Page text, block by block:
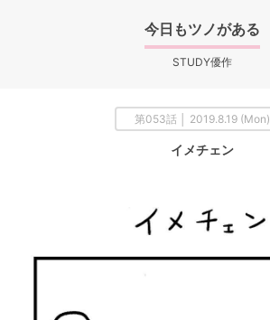
今日もツノがある
STUDY優作
第053話 │ 2019.8.19 (Mon)
イメチェン